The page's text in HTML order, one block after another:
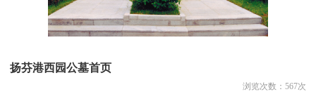
扬芬港西园公墓首页
浏览次数： 567次